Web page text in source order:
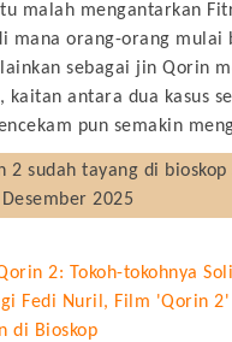
malah mengantarkan
mana orang-orang
sebagai jin Qorin
kaitan antara dua kasus
pun semakin
2 sudah tayang di
2025
2: Tokoh-tokohnya
Fedi Nuril, Film 'Qorin
di Bioskop